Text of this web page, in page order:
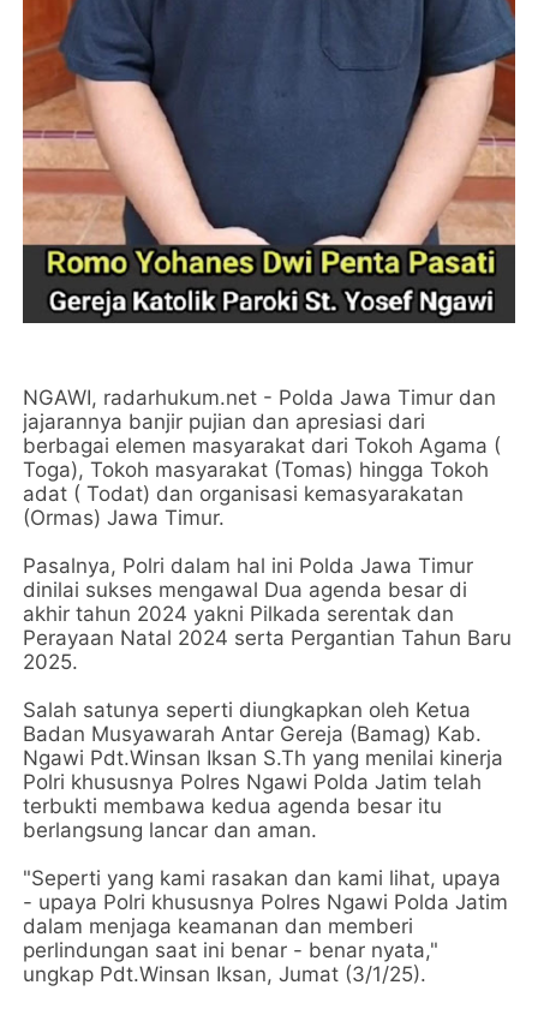
NGAWI, radarhukum.net - Polda Jawa Timur dan
jajarannya banjir pujian dan apresiasi dari
berbagai elemen masyarakat dari Tokoh Agama (
Toga), Tokoh masyarakat (Tomas) hingga Tokoh
adat ( Todat) dan organisasi kemasyarakatan
(Ormas) Jawa Timur.
Pasalnya, Polri dalam hal ini Polda Jawa Timur
dinilai sukses mengawal Dua agenda besar di
akhir tahun 2024 yakni Pilkada serentak dan
Perayaan Natal 2024 serta Pergantian Tahun Baru
2025.
Salah satunya seperti diungkapkan oleh Ketua
Badan Musyawarah Antar Gereja (Bamag) Kab.
Ngawi Pdt.Winsan Iksan S.Th yang menilai kinerja
Polri khususnya Polres Ngawi Polda Jatim telah
terbukti membawa kedua agenda besar itu
berlangsung lancar dan aman.
"Seperti yang kami rasakan dan kami lihat, upaya
- upaya Polri khususnya Polres Ngawi Polda Jatim
dalam menjaga keamanan dan memberi
perlindungan saat ini benar - benar nyata,"
ungkap Pdt.Winsan Iksan, Jumat (3/1/25).